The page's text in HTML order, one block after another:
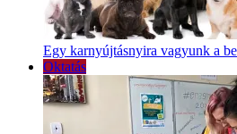
Egy karnyújtásnyira vagyunk a
Oktatás